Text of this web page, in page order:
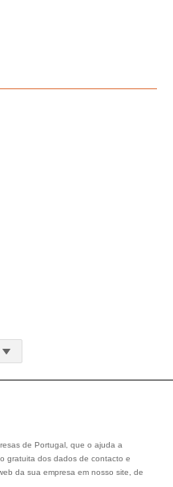
de Portugal, que o ajuda a
gratuita dos dados de contacto e
da sua empresa em nosso site, de